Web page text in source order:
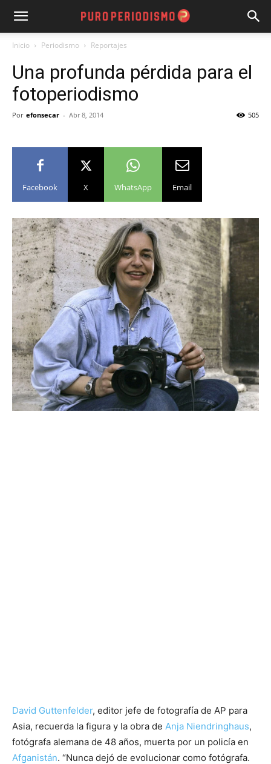
Inicio Periodismo Reportajes
Una profunda pérdida para el
fotoperiodismo
Por efonsecar - Abr 8, 2014 505
Facebook X WhatsApp Email
David Guttenfelder, editor jefe de fotografía de AP para
Asia, recuerda la figura y la obra de Anja Niendringhaus,
fotógrafa alemana de 48 años, muerta por un policía en
Afganistán. “Nunca dejó de evolucionar como fotógrafa.